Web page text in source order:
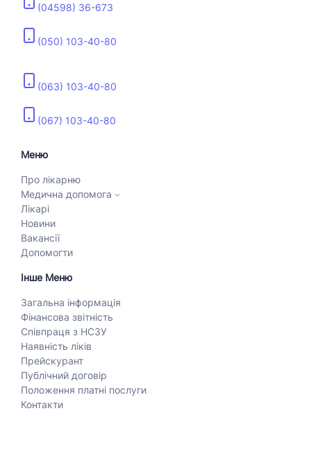
(04598) 36-673
(050) 103-40-80
(063) 103-40-80
(067) 103-40-80
Меню
Про лікарню
Медична допомога
Лікарі
Новини
Вакансії
Допомогти
Інше Меню
Загальна інформація
Фінансова звітність
Співпраця з НСЗУ
Наявність ліків
Прейскурант
Публічний договір
Положення платні послуги
Контакти